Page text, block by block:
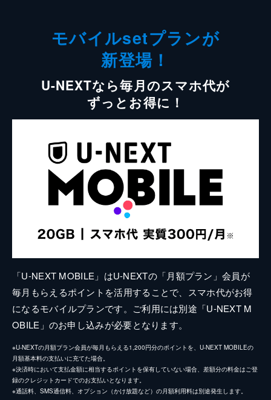
モバイルsetプランが
新登場！
U-NEXTなら毎月のスマホ代が
ずっとお得に！
「U-NEXT MOBILE」はU-NEXTの「月額プラン」会員が
毎月もらえるポイントを活用することで、スマホ代がお得
になるモバイルプランです。ご利用には別途「U-NEXT M
OBILE」のお申し込みが必要となります。
※U-NEXTの月額プラン会員が毎月もらえる1,200円分のポイントを、U-NEXT MOBILEの
月額基本料の支払いに充てた場合。
※決済時において支払金額に相当するポイントを保有していない場合、差額分の料金はご登
録のクレジットカードでのお支払いとなります。
※通話料、SMS通信料、オプション（かけ放題など）の月額利用料は別途発生します。